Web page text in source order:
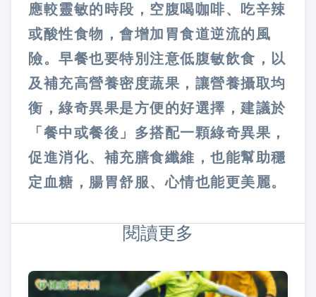
應較靈敏的時段，空腹喝咖啡、吃辛辣
或酸性食物，會增加胃食道逆流的風
險。早餐也要特別注意低腹敏飲食，以
及補充高營養密度蔬果，讓營養攝取均
衡，綠奇異果是方便的好選擇，建議於
「餐中或餐後」多搭配一顆綠奇異果，
促進消化、補充膳食纖維，也能幫助穩
定血糖，腸胃舒服、心情也能更美麗。
閱讀更多